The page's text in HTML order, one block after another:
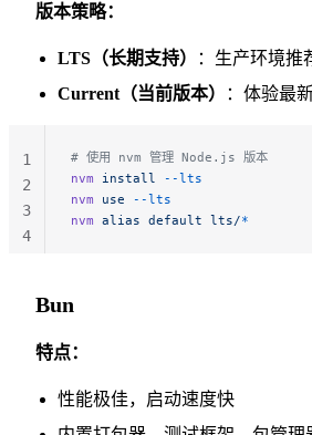
版本策略：
LTS（长期支持）
：生产环境推
Current（当前版本）
：体验最
# 使用 nvm 管理 Node.js 版本
nvm install
--lts
nvm use --lts
nvm alias default lts/*
1
2
3
4
Bun
特点：
性能极佳，启动速度快